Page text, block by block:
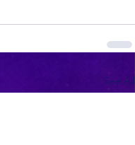
See All